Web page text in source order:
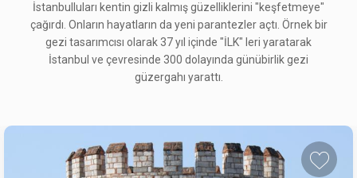
İstanbulluları kentin gizli kalmış güzelliklerini "keşfetmeye"
çağırdı. Onların hayatların da yeni parantezler açtı. Örnek bir
gezi tasarımcısı olarak 37 yıl içinde "İLK" leri yaratarak
İstanbul ve çevresinde 300 dolayında günübirlik gezi
güzergahı yarattı.